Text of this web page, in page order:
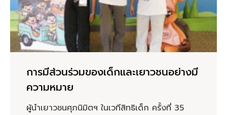
การมีส่วนร่วมของเด็กและเยาวชนอย่างมี
ความหมาย
ผู้นำเยาวชนศุภนิมิตฯ ในเวทีสิทธิเด็ก ครั้งที่ 35